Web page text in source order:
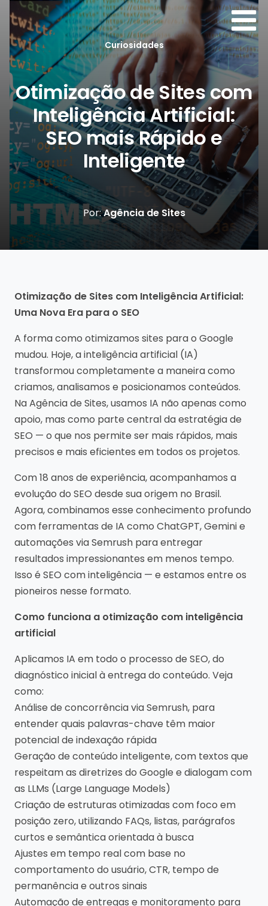
Curiosidades
Otimização de Sites com
Inteligência Artificial:
SEO mais Rápido e
Inteligente
Por:Agência de Sites
Otimização de Sites com Inteligência Artificial:
Uma Nova Era para o SEO
A forma como otimizamos sites para o Google
mudou. Hoje, a inteligência artificial (IA)
transformou completamente a maneira como
criamos, analisamos e posicionamos conteúdos.
Na Agência de Sites, usamos IA não apenas como
apoio, mas como parte central da estratégia de
SEO — o que nos permite ser mais rápidos, mais
precisos e mais eficientes em todos os projetos.
Com 18 anos de experiência, acompanhamos a
evolução do SEO desde sua origem no Brasil.
Agora, combinamos esse conhecimento profundo
com ferramentas de IA como ChatGPT, Gemini e
automações via Semrush para entregar
resultados impressionantes em menos tempo.
Isso é SEO com inteligência — e estamos entre os
pioneiros nesse formato.
Como funciona a otimização com inteligência
artificial
Aplicamos IA em todo o processo de SEO, do
diagnóstico inicial à entrega do conteúdo. Veja
como:
Análise de concorrência via Semrush, para
entender quais palavras-chave têm maior
potencial de indexação rápida
Geração de conteúdo inteligente, com textos que
respeitam as diretrizes do Google e dialogam com
as LLMs (Large Language Models)
Criação de estruturas otimizadas com foco em
posição zero, utilizando FAQs, listas, parágrafos
curtos e semântica orientada à busca
Ajustes em tempo real com base no
comportamento do usuário, CTR, tempo de
permanência e outros sinais
Automação de entregas e monitoramento para